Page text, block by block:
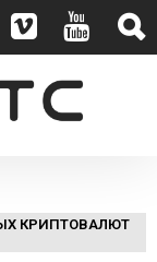
КРИПТОВАЛЮТ